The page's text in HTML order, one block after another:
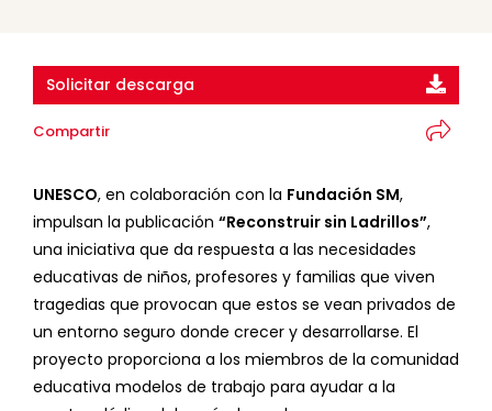
Solicitar descarga
Compartir
UNESCO, en colaboración con la Fundación SM,
impulsan la publicación “Reconstruir sin Ladrillos”,
una iniciativa que da respuesta a las necesidades
educativas de niños, profesores y familias que viven
tragedias que provocan que estos se vean privados de
un entorno seguro donde crecer y desarrollarse. El
proyecto proporciona a los miembros de la comunidad
educativa modelos de trabajo para ayudar a la